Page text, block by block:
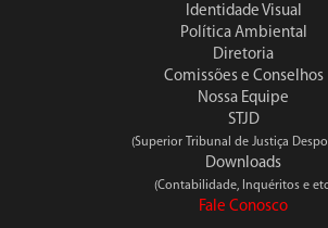
Identidade Visual
Política Ambiental
Diretoria
Comissões e Conselhos
Nossa Equipe
STJD
(Superior Tribunal de Justiça
Downloads
(Contabilidade, Inquéritos e
Fale Conosco